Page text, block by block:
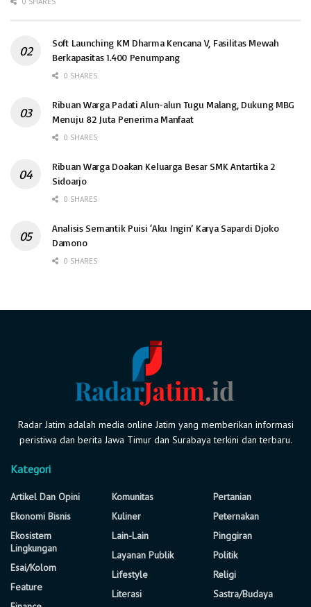
Soft Launching KM Dharma Kencana V, Fasilitas Mewah
Berkapasitas 1.400 Penumpang
0 SHARES
Ribuan Warga Padati Alun-alun Tugu Malang, Dukung MBG
Menuju 82 Juta Penerima Manfaat
0 SHARES
Ribuan Warga Doakan Keluarga Besar SMK Antartika 2
Sidoarjo
0 SHARES
Analisis Semantik Puisi ‘Aku Ingin’ Karya Sapardi Djoko
Damono
0 SHARES
Radar Jatim adalah media online Jatim yang memberikan informasi
peristiwa dan berita Jawa Timur dan Surabaya terkini dan terbaru.
Kategori
Artikel Dan Opini
Ekonomi Bisnis
Ekosistem
Lingkungan
Esai/Kolom
Feature
Komunitas
Kuliner
Lain-Lain
Layanan Publik
Lifestyle
Literasi
Pertanian
Peternakan
Pinggiran
Politik
Religi
Sastra/Budaya